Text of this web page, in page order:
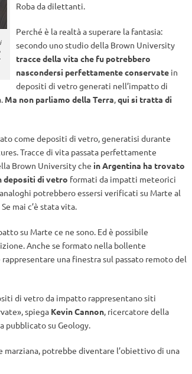
Roba da dilettanti.
Perché è la realtà a superare la fantasia:
secondo uno studio della Brown University
tracce della vita che fu potrebbero
nascondersi perfettamente conservatein
depositi di vetro generati nell’impatto di
Ma non parliamo della Terra,qui si tratta di
come depositi di vetro, generatisi durante
Tracce di vita passata perfettamente
Brown University che in Argentina ha trovato
depositi di vetro formati da impatti meteorici
potrebbero essersi verificati su Marte al
mai c’è stata vita.
su Marte ce ne sono. Ed è possibile
Anche se formato nella bollente
una finestra sul passato remoto del
di vetro da impatto rappresentano siti
spiega Kevin Cannon, ricercatore della
pubblicato su Geology.
potrebbe diventare l’obiettivo di una